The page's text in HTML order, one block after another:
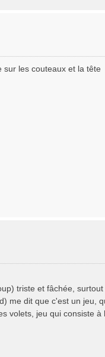
sur les couteaux et la tête
triste et fâchée, surtout
me dit que c'est un jeu,
volets, jeu qui consiste à